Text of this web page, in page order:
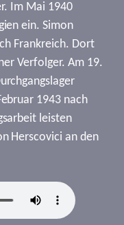
Im Mai 1940
ein. Simon
Frankreich. Dort
Verfolger. Am 19.
1943 nach
leisten
Herscovici an den